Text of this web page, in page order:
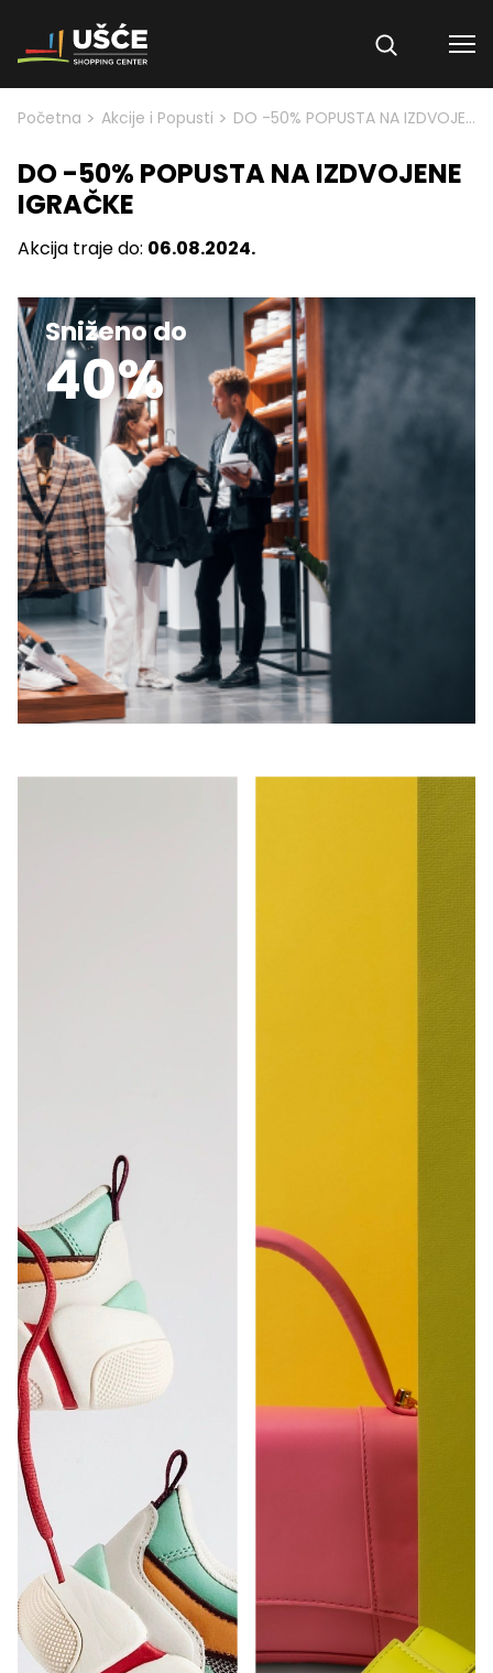
Skip to content
Početna > Akcije i Popusti > DO -50% POPUSTA NA IZDVOJENE IGRAČKE
DO -50% POPUSTA NA IZDVOJENE
IGRAČKE
Akcija traje do: 06.08.2024.
Sniženo do
40%